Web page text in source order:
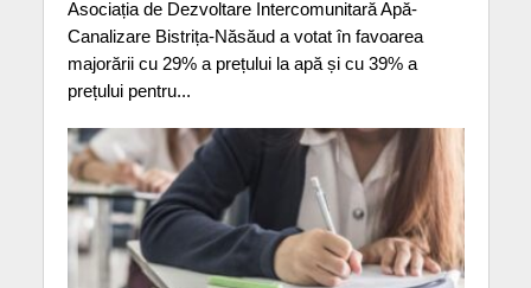
Asociația de Dezvoltare Intercomunitară Apă-
Canalizare Bistrița-Năsăud a votat în favoarea
majorării cu 29% a prețului la apă și cu 39% a
prețului pentru...